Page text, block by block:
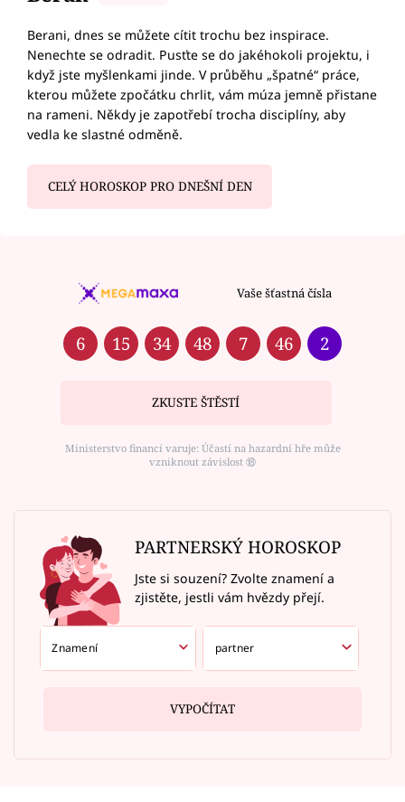
Berani, dnes se můžete cítit trochu bez inspirace.
Nenechte se odradit. Pusťte se do jakéhokoli projektu, i
když jste myšlenkami jinde. V průběhu „špatné“ práce,
kterou můžete zpočátku chrlit, vám múza jemně přistane
na rameni. Někdy je zapotřebí trocha disciplíny, aby
vedla ke slastné odměně.
CELÝ HOROSKOP PRO DNEŠNÍ DEN
Vaše šťastná čísla
6 15 34 48 7 46 2
ZKUSTE ŠTĚSTÍ
Ministerstvo financí varuje: Účastí na hazardní hře může
vzniknout závislost ⑱
PARTNERSKÝ HOROSKOP
Jste si souzení? Zvolte znamení a
zjistěte, jestli vám hvězdy přejí.
VYPOČÍTAT